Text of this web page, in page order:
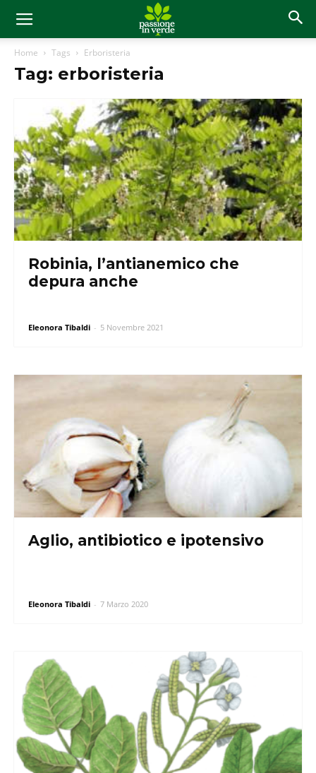
Home Tags Erboristeria
Tag: erboristeria
Robinia, l’antianemico che
depura anche
Eleonora Tibaldi - 5 Novembre 2021
Aglio, antibiotico e ipotensivo
Eleonora Tibaldi - 7 Marzo 2020